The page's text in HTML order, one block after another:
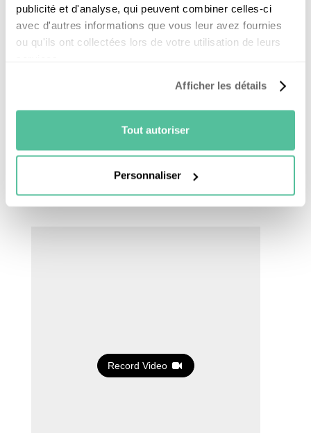
publicité et d'analyse, qui peuvent combiner celles-ci
avec d'autres informations que vous leur avez fournies
ou qu'ils ont collectées lors de votre utilisation de leurs
Afficher les détails
Tout autoriser
Personnaliser
Un décompte apparait sur l’écran, quand il se
termine : la parole est à toi.
Dans un premier temps, présente-toi (nom,
Une fois que tu as terminé, clique sur “arrêter”.
Une fois que le traitement est terminé, la vidéo
est automatiquement envoyée. Si tu t’es
cliquant sur “recommencer”.
Record Video